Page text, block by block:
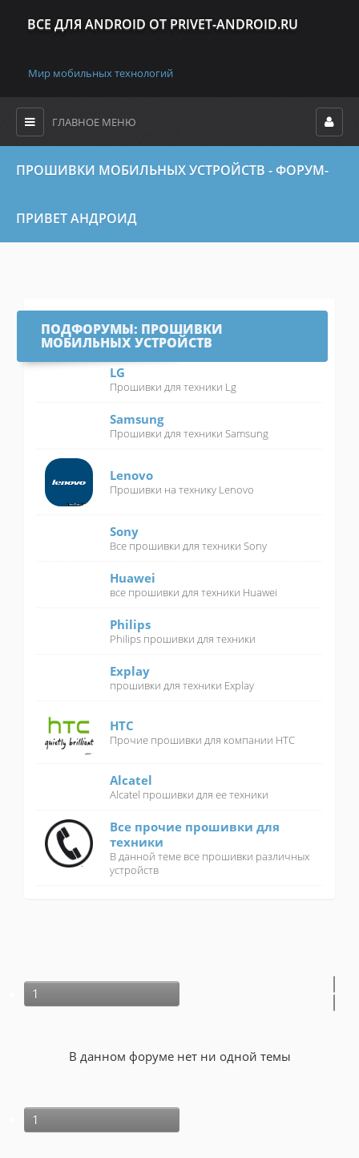
ВСЕ ДЛЯ ANDROID ОТ PRIVET-ANDROID.RU
Мир мобильных технологий
ГЛАВНОЕ МЕНЮ
ПРОШИВКИ МОБИЛЬНЫХ УСТРОЙСТВ - ФОРУМ-
ПРИВЕТ АНДРОИД
ПОДФОРУМЫ: ПРОШИВКИ
МОБИЛЬНЫХ УСТРОЙСТВ
LG
Прошивки для техники Lg
Samsung
Прошивки для техники Samsung
Lenovo
Прошивки на технику Lenovo
Sony
Все прошивки для техники Sony
Huawei
все прошивки для техники Huawei
Philips
Philips прошивки для техники
Explay
прошивки для техники Explay
HTC
Прочие прошивки для компании HTC
Alcatel
Alcatel прошивки для ее техники
Все прочие прошивки для
техники
В данной теме все прошивки различных
устройств
1
В данном форуме нет ни одной темы
1